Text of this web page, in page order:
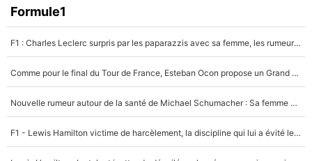
Formule1
F1 : Charles Leclerc surpris par les paparazzis avec sa femme, les rumeurs étaient vraies !
Comme pour le final du Tour de France, Esteban Ocon propose un Grand Prix de Formule 1 à Paris : «Autour de l’Arc de Triomphe, ce serait génial» !
Nouvelle rumeur autour de la santé de Michael Schumacher : Sa femme Corinna sort du silence
F1 - Lewis Hamilton victime de harcèlement, la discipline qui lui a évité le pire : «J'aurais probablement mal tourné»